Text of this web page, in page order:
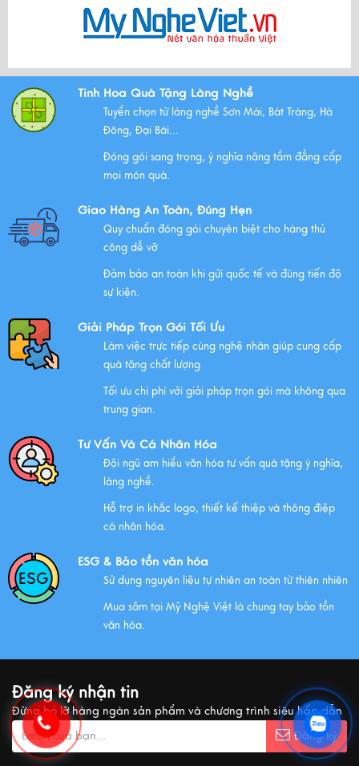
Bộ Tam Sự Là Gì ? Bộ Tam Sự Có Ý Nghĩa Như Thế Nào
Trong Văn Hóa Thờ Cúng?
Xem thêm
Xem thêm
Chúc mừng chị Nguyễn Thị Nhựt Phượng - giám đốc
Xem thêm
Chính Sách Quyền Riêng Tư Tại Mỹ Nghệ Việt
NHỮNG ĐẶC ĐIỂM CỦA HÀNG THỦ CÔNG MỸ NGHỆ
QUÀ VĂN HÓA VIỆT TẶNG KHÁCH QUỐC TẾ
Xem thêm
Tinh Hoa Quà Tặng Làng Nghề
Tuyển chọn từ làng nghề Sơn Mài, Bát Tràng, Hà
Đông, Đại Bái...
Đóng gói sang trọng, ý nghĩa nâng tầm đẳng cấp
mọi món quà.
Giao Hàng An Toàn, Đúng Hẹn
Quy chuẩn đóng gói chuyên biệt cho hàng thủ
công dễ vỡ
Đảm bảo an toàn khi gửi quốc tế và đúng tiến độ
sự kiện.
Giải Pháp Trọn Gói Tối Ưu
Làm việc trực tiếp cùng nghệ nhân giúp cung cấp
quà tặng chất lượng
Tối ưu chi phí với giải pháp trọn gói mà không qua
trung gian.
Tư Vấn Và Cá Nhân Hóa
Đội ngũ am hiểu văn hóa tư vấn quà tặng ý nghĩa,
làng nghề.
Hỗ trợ in khắc logo, thiết kế thiệp và thông điệp
cá nhân hóa.
ESG & Bảo tồn văn hóa
Sử dụng nguyên liệu tự nhiên an toàn từ thiên nhiên
Mua sắm tại Mỹ Nghệ Việt là chung tay bảo tồn
văn hóa.
Đăng ký nhận tin
Đừng bỏ lỡ hàng ngàn sản phẩm và chương trình siêu hấp dẫn
Đăng ký